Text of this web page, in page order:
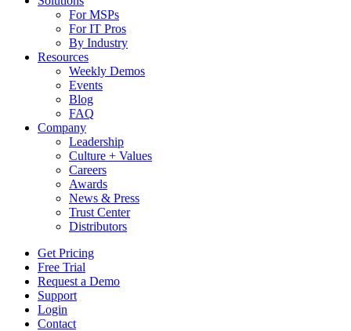
For MSPs
For IT Pros
By Industry
Resources
Weekly Demos
Events
Blog
FAQ
Company
Leadership
Culture + Values
Careers
Awards
News & Press
Trust Center
Distributors
Get Pricing
Free Trial
Request a Demo
Support
Login
Contact